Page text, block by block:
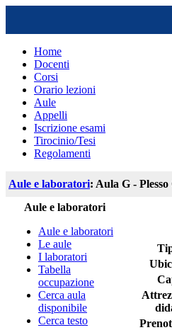
Home
Docenti
Corsi
Orario lezioni
Aule
Appelli
Iscrizione esami
Tirocinio/Tesi
Regolamenti
Aule e laboratori: Aula G -
Aule e laboratori
Aule e laboratori
Le aule
I laboratori
Tabella
occupazione
Cerca aula
disponibile
Cerca testo